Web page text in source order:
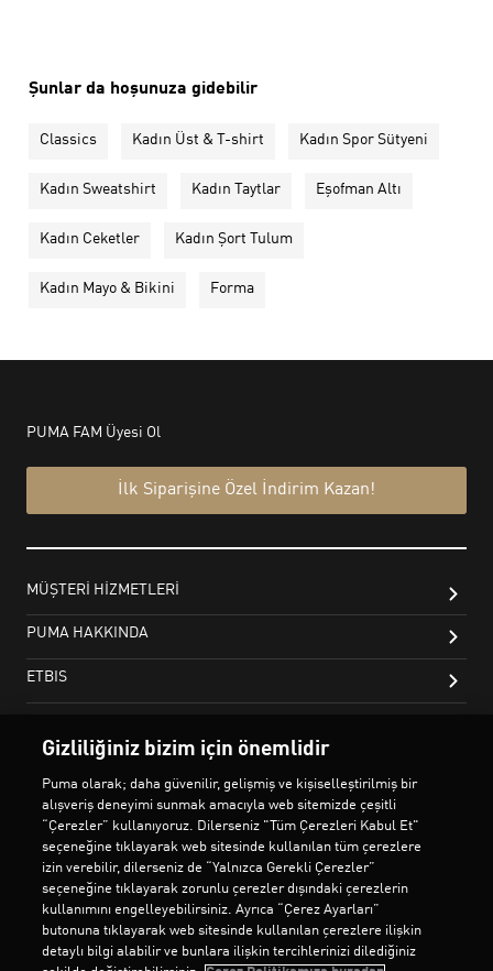
Şunlar da hoşunuza gidebilir
Classics Kadın Üst & T-shirt Kadın Spor Sütyeni
Kadın Sweatshirt Kadın Taytlar Eşofman Altı
Kadın Ceketler Kadın Şort Tulum
Kadın Mayo & Bikini Forma
Gizliliğiniz bizim için önemlidir
Puma olarak; daha güvenilir, gelişmiş ve kişiselleştirilmiş bir
alışveriş deneyimi sunmak amacıyla web sitemizde çeşitli
“Çerezler” kullanıyoruz. Dilerseniz "Tüm Çerezleri Kabul Et"
seçeneğine tıklayarak web sitesinde kullanılan tüm çerezlere
izin verebilir, dilerseniz de “Yalnızca Gerekli Çerezler”
seçeneğine tıklayarak zorunlu çerezler dışındaki çerezlerin
kullanımını engelleyebilirsiniz. Ayrıca “Çerez Ayarları”
butonuna tıklayarak web sitesinde kullanılan çerezlere ilişkin
detaylı bilgi alabilir ve bunlara ilişkin tercihlerinizi dilediğiniz